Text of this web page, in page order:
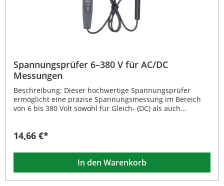
Spannungsprüfer 6–380 V für AC/DC
Messungen
Beschreibung: Dieser hochwertige Spannungsprüfer
ermöglicht eine präzise Spannungsmessung im Bereich
von 6 bis 380 Volt sowohl für Gleich- (DC) als auch
Design erlaubt vielseitige Einsatzmöglichkeiten in
Spannungsprüfer überzeugt durch Zuverlässigkeit und
einfache Handhabung – ideal für Profis und ambitionierte
Heimwerker. Messbereich: DC 6–12–24–110–220–380 V /
AC 110–220–370 V Doppelt isolierte Spitze für optimalen
14,66 €*
In den Warenkorb